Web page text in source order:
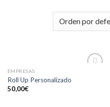
EMPRESAS
Roll Up Personalizado
50,00€